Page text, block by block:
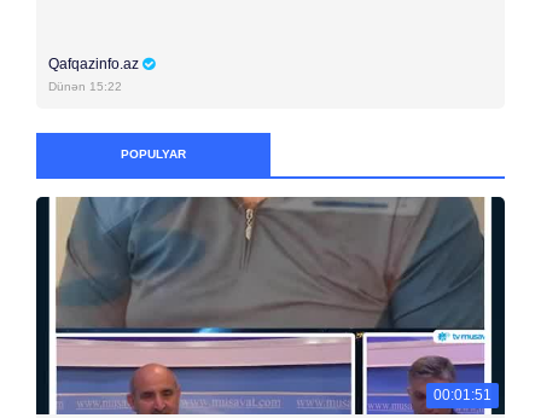
Qafqazinfo.az
Dünən 15:22
POPULYAR
00:01:51